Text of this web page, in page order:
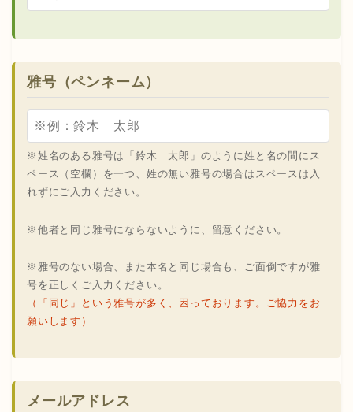
雅号（ペンネーム）
※姓名のある雅号は「鈴木 太郎」のように姓と名の間にス
ペース（空欄）を一つ、姓の無い雅号の場合はスペースは入
れずにご入力ください。
※他者と同じ雅号にならないように、留意ください。
※雅号のない場合、また本名と同じ場合も、ご面倒ですが雅
号を正しくご入力ください。
（「同じ」という雅号が多く、困っております。ご協力をお
願いします）
メールアドレス